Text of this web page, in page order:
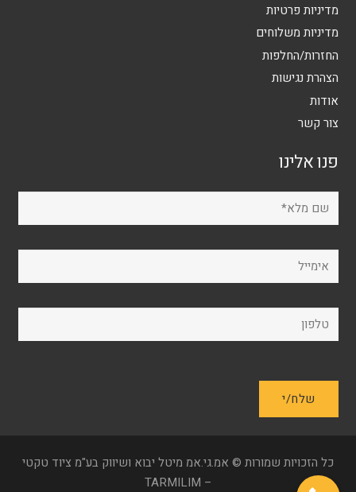
מדיניות פרטיות
מדיניות משלוחים
החזרות/החלפות
הצהרת נגישות
אודות
צור קשר
פנו אלינו
כל הזכויות שמורות © אמ.גי.אמ מיטל יבוא ושיווק בע"מ ציוד טקטי
– TARMILIM